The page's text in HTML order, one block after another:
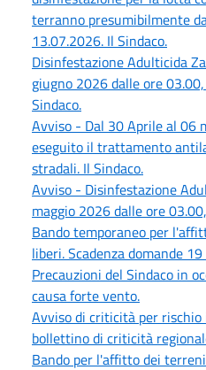
terranno presumibilmente
13.07.2026. Il Sindaco.
Disinfestazione Adulticida
giugno 2026 dalle ore
Sindaco.
Avviso - Dal 30 Aprile al 06
eseguito il trattamento
stradali. Il Sindaco.
Avviso - Disinfestazione
maggio 2026 dalle ore
Bando temporaneo per
liberi. Scadenza domande
Precauzioni del Sindaco in
causa forte vento.
Avviso di criticità per rischio
bollettino di criticità
Bando per l'affitto dei